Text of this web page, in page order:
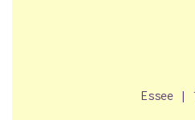
Essee |